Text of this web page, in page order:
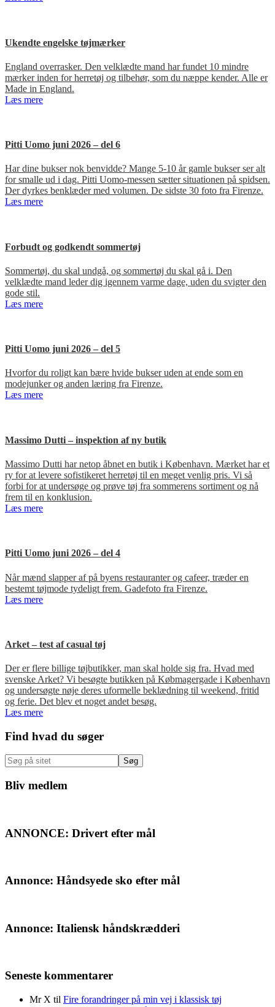
Ukendte engelske tøjmærker
England overrasker. Den velklædte mand har fundet 10 mindre
mærker inden for herretøj og tilbehør, som du næppe kender. Alle er
Made in England.
Læs mere
Pitti Uomo juni 2026 – del 6
Har dine bukser nok benvidde? Mange 5-10 år gamle bukser ser alt
for smalle ud i dag. Pitti Uomo-messen sætter situationen på spidsen.
Der dyrkes benklæder med volumen. De sidste 30 foto fra Firenze.
Læs mere
Forbudt og godkendt sommertøj
Sommertøj, du skal undgå, og sommertøj du skal gå i. Den
velklædte mand leder dig igennem varme dage, uden du svigter den
gode stil.
Læs mere
Pitti Uomo juni 2026 – del 5
Hvorfor du roligt kan bære hvide bukser uden at ende som en
modejunker og anden læring fra Firenze.
Læs mere
Massimo Dutti – inspektion af ny butik
Massimo Dutti har netop åbnet en butik i København. Mærket har et
ry for at levere sofistikeret herretøj til en meget venlig pris. Vi så
forbi for at undersøge og prøve tøj fra sommerens sortiment og nå
frem til en konklusion.
Læs mere
Pitti Uomo juni 2026 – del 4
Når mænd slapper af på byens restauranter og cafeer, træder en
bestemt tøjmode tydeligt frem. Gadefoto fra Firenze.
Læs mere
Arket – test af casual tøj
Der er flere billige tøjbutikker, man skal holde sig fra. Hvad med
svenske Arket? Vi besøgte butikken på Købmagergade i København
og undersøgte nøje deres uformelle beklædning til weekend, fritid
og ferie. Det blev et noget andet besøg.
Læs mere
Primær
Sidebar
Find hvad du søger
Søg
på
sitet
Bliv medlem
ANNONCE: Drivert efter mål
Annonce: Håndsyede sko efter mål
Annonce: Italiensk håndskrædderi
Seneste kommentarer
Mr X til Fire forandringer på min vej i klassisk tøj